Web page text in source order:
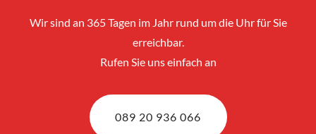
Wir sind an 365 Tagen im Jahr rund um die Uhr für Sie
erreichbar.
Rufen Sie uns einfach an
089 20 936 066